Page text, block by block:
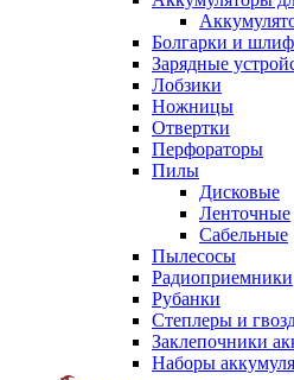
Болгарки и
Зарядные
Лобзики
Ножницы
Отвертки
Перфораторы
Пилы
Дисковые
Ленточные
Сабельные
Пылесосы
Радиоприемники
Рубанки
Степлеры и
Заклепочники
Наборы